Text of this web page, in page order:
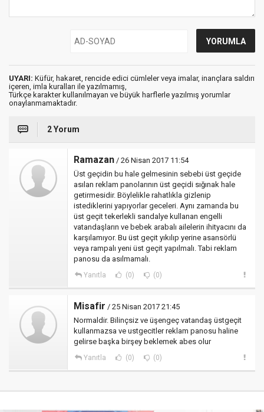
UYARI: Küfür, hakaret, rencide edici cümleler veya imalar, inançlara saldırı
içeren, imla kuralları ile yazılmamış,
Türkçe karakter kullanılmayan ve büyük harflerle yazılmış yorumlar
onaylanmamaktadır.
2 Yorum
Ramazan / 26 Nisan 2017 11:54
Üst geçidin bu hale gelmesinin sebebi üst geçide
asılan reklam panolarının üst geçidi sığınak hale
getirmesidir. Böylelikle rahatlıkla gizlenip
istediklerini yapıyorlar geceleri. Aynı zamanda bu
üst geçit tekerlekli sandalye kullanan engelli
vatandaşların ve bebek arabalı ailelerin ihityacını da
karşılamıyor. Bu üst geçit yıkılıp yerine asansörlü
veya rampalı yeni üst geçit yapılmalı. Tabi reklam
panosu da asılmamalı.
Yanıtla (0) (0)
Misafir / 25 Nisan 2017 21:45
Normaldir. Bilinçsiz ve üşengeç vatandaş üstgeçit
kullanmazsa ve ustgecitler reklam panosu haline
gelirse başka birşey beklemek abes olur
Yanıtla (0) (0)